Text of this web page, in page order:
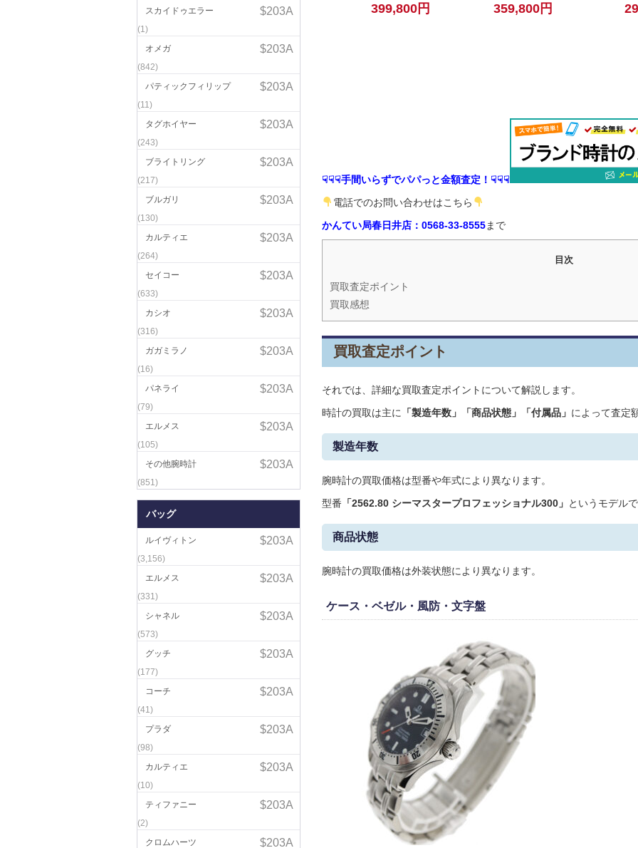
ジャー2 メンズ 自動巻
399,800円
GMT ブラック【中古】
359,800円
計 ブラック【
☟☟☟手間いらずでパパっと金額査定！☟☟☟
電話でのお問い合わせはこちら
かんてい局春日井店：0568-33-8555まで
目次
買取査定ポイント
買取感想
買取査定ポイント
それでは、詳細な買取査定ポイントについて解説します。
時計の買取は主に
「製造年数」「商品状態」「付属品」 によって査定
製造年数
腕時計の買取価格は型番や年式により異なります。
型番 「2562.80 シーマスタープロフェッショナル300 」 というモデルで
商品状態
腕時計の買取価格は外装状態により異なります。
ケース・ベゼル・風防・文字盤
スカイドゥエラー
(1)
オメガ
(842)
パティックフィリップ
(11)
タグホイヤー
(243)
ブライトリング
(217)
ブルガリ
(130)
カルティエ
(264)
セイコー
(633)
カシオ
(316)
ガガミラノ
(16)
パネライ
(79)
エルメス
(105)
その他腕時計
(851)
バッグ
ルイヴィトン
(3,156)
エルメス
(331)
シャネル
(573)
グッチ
(177)
コーチ
(41)
プラダ
(98)
カルティエ
(10)
ティファニー
(2)
クロムハーツ